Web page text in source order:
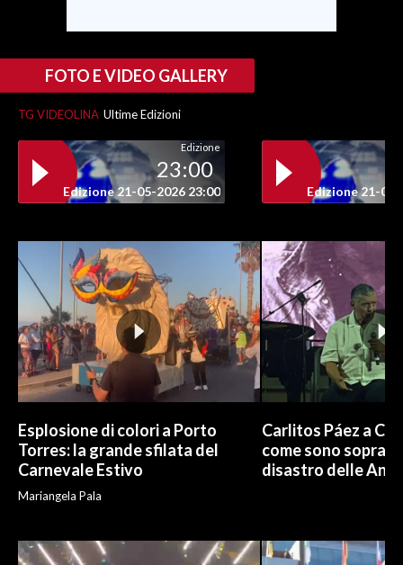
INSULARITÀ
ANNUNCI
NECROLOGI
SPIAGGE
STORE
FOTO E VIDEO GALLERY
TG VIDEOLINA Ultime Edizioni
Edizione
23:00
Edizione 21-05-2026 23:00 Edizione 21-05-
Esplosione di colori a Porto
Torres: la grande sfilata del
Carnevale Estivo
Mariangela Pala
Carlitos Páez a
come sono
disastro delle